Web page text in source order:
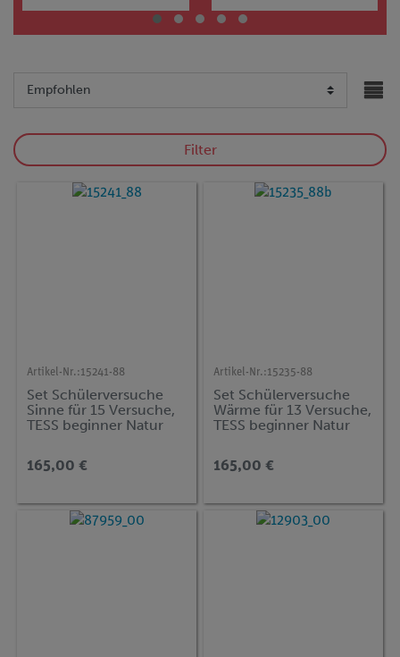
Filter
Artikel-Nr.:15241-88
Set Schülerversuche
Sinne für 15 Versuche,
TESS beginner Natur
165,00 €
Artikel-Nr.:15235-88
Set Schülerversuche
Wärme für 13 Versuche,
TESS beginner Natur
165,00 €